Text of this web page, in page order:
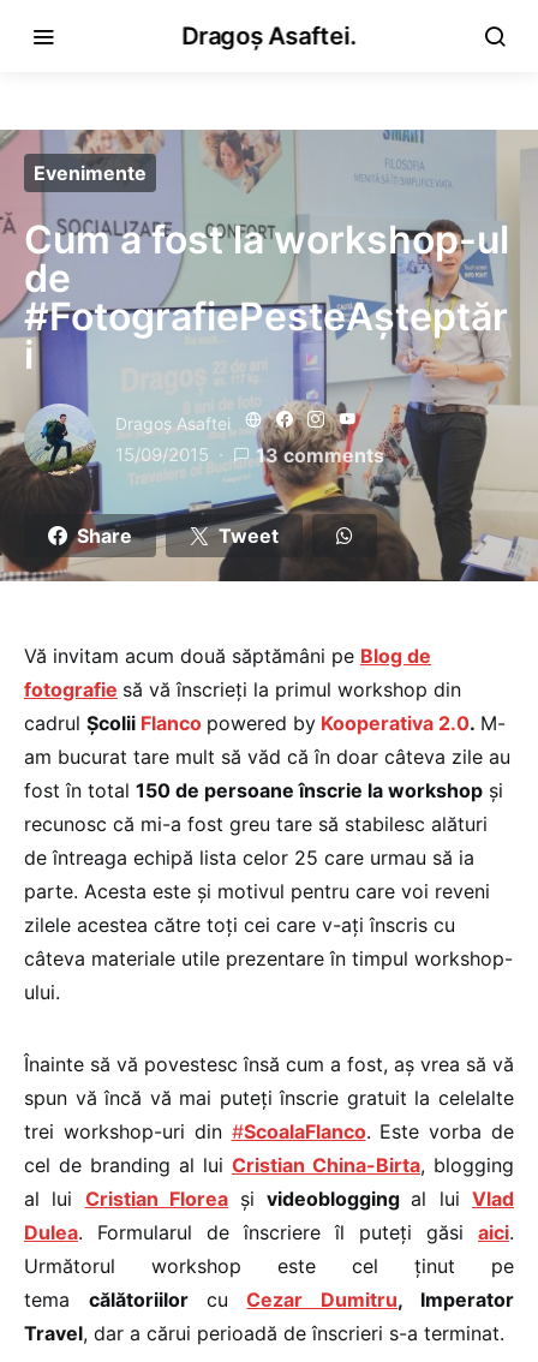
Dragoș Asaftei.
Evenimente
Cum a fost la workshop-ul
de
#FotografiePesteAșteptăr
i
Dragoş Asaftei
15/09/2015 13 comments
Share Tweet
Vă invitam acum două săptămâni pe Blog de
fotografie să vă înscrieți la primul workshop din
cadrul Școlii Flanco powered by Kooperativa 2.0. M-
am bucurat tare mult să văd că în doar câteva zile au
fost în total 150 de persoane înscrie la workshop și
recunosc că mi-a fost greu tare să stabilesc alături
de întreaga echipă lista celor 25 care urmau să ia
parte. Acesta este și motivul pentru care voi reveni
zilele acestea către toți cei care v-ați înscris cu
câteva materiale utile prezentare în timpul workshop-
ului.
Înainte să vă povestesc însă cum a fost, aș vrea să vă
spun vă încă vă mai puteți înscrie gratuit la celelalte
trei workshop-uri din #ScoalaFlanco. Este vorba de
cel de branding al lui Cristian China-Birta, blogging
al lui Cristian Florea și videobloggingal lui Vlad
Dulea. Formularul de înscriere îl puteți găsi aici.
Următorul workshop este cel ținut pe
tema călătoriilor cuCezar Dumitru, Imperator
Travel, dar a cărui perioadă de înscrieri s-a terminat.